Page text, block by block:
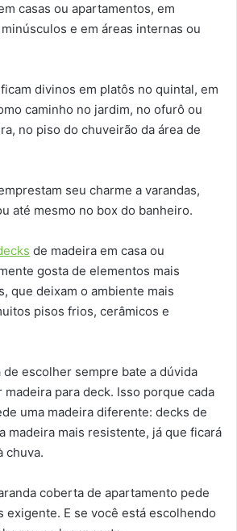
casas ou apartamentos, em
e em áreas internas ou
divinos em platôs no quintal, em
caminho no jardim, no ofurô ou
no piso do chuveirão da área de
seu charme a varandas,
até mesmo no box do banheiro.
de madeira em casa ou
gosta de elementos mais
que deixam o ambiente mais
pisos frios, cerâmicos e
de escolher sempre bate a dúvida
para deck. Isso porque cada
uma madeira diferente: decks de
madeira mais resistente, já que ficará
chuva.
coberta de apartamento pede
exigente. E se você está escolhendo